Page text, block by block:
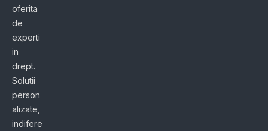
oferita
de
experti
in
drept.
Solutii
person
alizate,
indifere